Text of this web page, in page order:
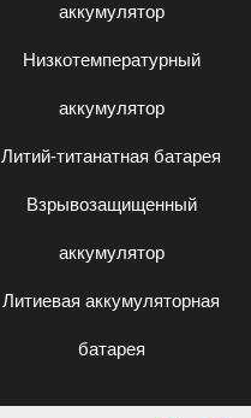
аккумулятор
Низкотемпературный
аккумулятор
Литий-титанатная батарея
Взрывозащищенный
аккумулятор
Литиевая аккумуляторная
батарея